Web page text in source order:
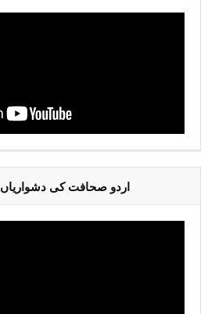
URDU JOURNALISM اردو صحافت کی دشواریاں